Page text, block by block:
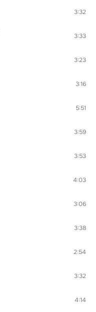
3:32
3:33
3:23
3:16
5:51
3:59
3:53
4:03
3:06
3:38
2:54
3:32
4:14